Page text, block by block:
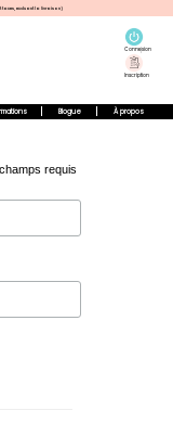
taxes, excluant la livraison)
Connexion
Inscription
Blogue À propos
requis